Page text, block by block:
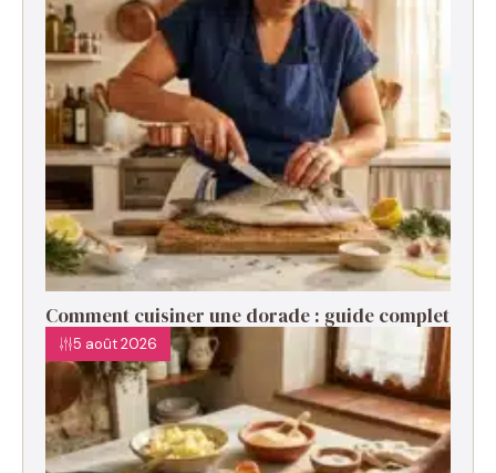
Comment cuisiner une dorade : guide complet
5 août 2026